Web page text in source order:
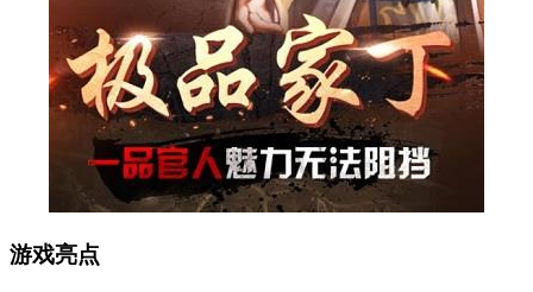
游戏亮点